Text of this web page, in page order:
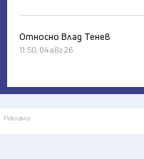
Относно Влад Тенев
11:50, 04 авг 26
Реклама